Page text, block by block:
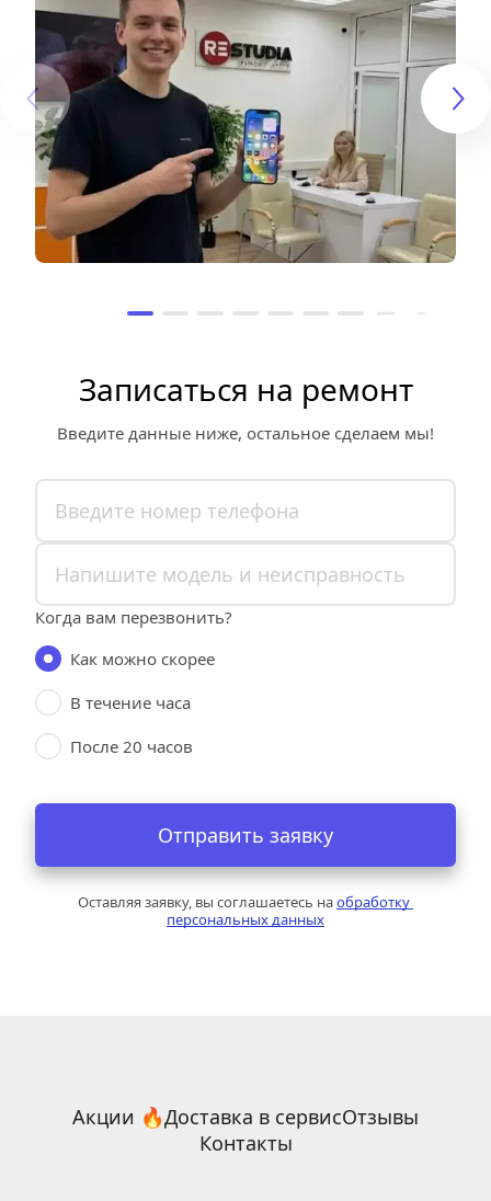
Записаться на ремонт
Введите данные ниже, остальное сделаем мы!
Когда вам перезвонить?
Как можно скорее
В течение часа
После 20 часов
Отправить заявку
Оставляя заявку, вы соглашаетесь на обработку
персональных данных
Акции 🔥Доставка в сервисОтзывы
Контакты